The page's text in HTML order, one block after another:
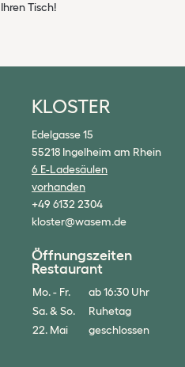
Tisch!
KLOSTER
Edelgasse 15
55218 Ingelheim am Rhein
6 E-Ladesäulen
vorhanden
+49 6132 2304
kloster@wasem.de
Öffnungszeiten
Restaurant
Mo. - Fr.
ab 16:30 Uhr
Sa. & So.
Ruhetag
22. Mai
geschlossen